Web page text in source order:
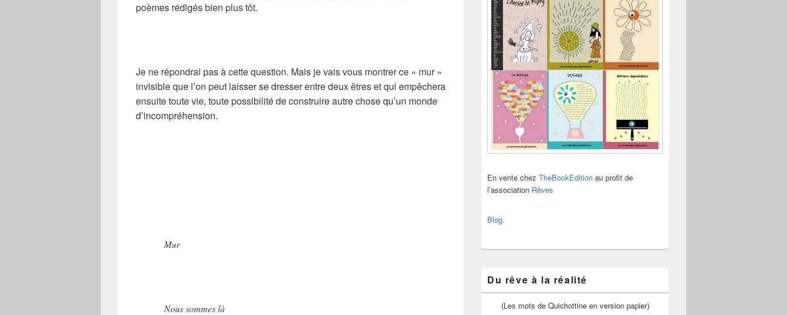
poèmes rédigés bien plus tôt.
Je ne répondrai pas à cette question. Mais je vais vous montrer ce « mur »
invisible que l’on peut laisser se dresser entre deux êtres et qui empêchera
ensuite toute vie, toute possibilité de construire autre chose qu’un monde
d’incompréhension.
Mur
Nous sommes là
En vente chez TheBookEdition au profit de
l’association Rêves
Blog.
Du rêve à la réalité
(Les mots de Quichottine en version papier)